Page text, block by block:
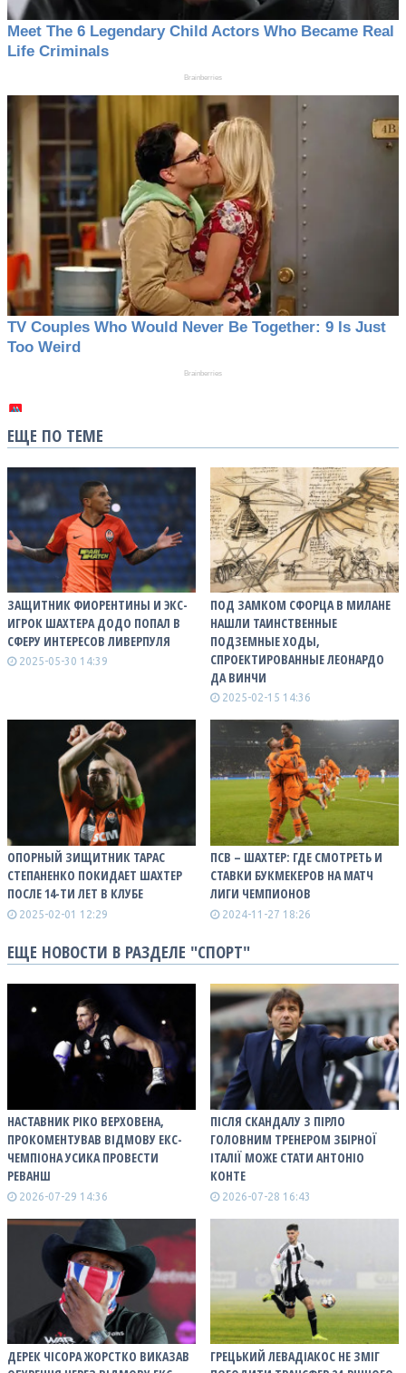
ЕЩЕ ПО ТЕМЕ
ЗАЩИТНИК ФИОРЕНТИНЫ И ЭКС-
ИГРОК ШАХТЕРА ДОДО ПОПАЛ В
СФЕРУ ИНТЕРЕСОВ ЛИВЕРПУЛЯ
2025-05-30 14:39
ПОД ЗАМКОМ СФОРЦА В МИЛАНЕ
НАШЛИ ТАИНСТВЕННЫЕ
ПОДЗЕМНЫЕ ХОДЫ,
СПРОЕКТИРОВАННЫЕ ЛЕОНАРДО
ДА ВИНЧИ
2025-02-15 14:36
ОПОРНЫЙ ЗИЩИТНИК ТАРАС
СТЕПАНЕНКО ПОКИДАЕТ ШАХТЕР
ПОСЛЕ 14-ТИ ЛЕТ В КЛУБЕ
2025-02-01 12:29
ПСВ – ШАХТЕР: ГДЕ СМОТРЕТЬ И
СТАВКИ БУКМЕКЕРОВ НА МАТЧ
ЛИГИ ЧЕМПИОНОВ
2024-11-27 18:26
ЕЩЕ НОВОСТИ В РАЗДЕЛЕ "СПОРТ"
НАСТАВНИК РІКО ВЕРХОВЕНА,
ПРОКОМЕНТУВАВ ВІДМОВУ ЕКС-
ЧЕМПІОНА УСИКА ПРОВЕСТИ
РЕВАНШ
2026-07-29 14:36
ПІСЛЯ СКАНДАЛУ З ПІРЛО
ГОЛОВНИМ ТРЕНЕРОМ ЗБІРНОЇ
ІТАЛІЇ МОЖЕ СТАТИ АНТОНІО
КОНТЕ
2026-07-28 16:43
ДЕРЕК ЧІСОРА ЖОРСТКО ВИКАЗАВ
ГРЕЦЬКИЙ ЛЕВАДІАКОС НЕ ЗМІГ